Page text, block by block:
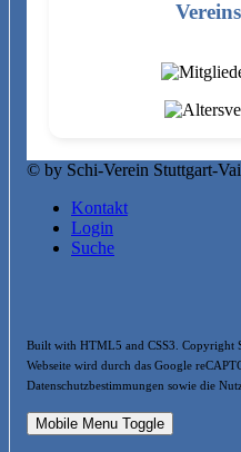
© by Schi-Verein Stuttgart-
Kontakt
Login
Suche
Built with HTML5 and CSS3. Copyright
Webseite wird durch das Google
Datenschutzbestimmungen sowie die
Mobile Menu Toggle